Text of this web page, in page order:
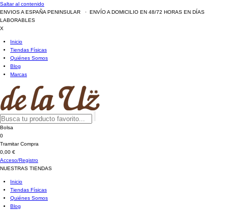
Saltar al contenido
ENVIOS A ESPAÑA PENINSULAR · ENVÍO A DOMICILIO EN 48/72 HORAS EN DÍAS
LABORABLES
X
Inicio
Tiendas Físicas
Quiénes Somos
Blog
Marcas
Bolsa
0
Tramitar Compra
0,00 €
Acceso/Registro
NUESTRAS TIENDAS
Inicio
Tiendas Físicas
Quiénes Somos
Blog